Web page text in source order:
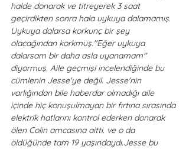
halde donarak ve titreyerek 3 saat
geçirdikten sonra hala uykuya dalamamış.
Uykuya dalarsa korkunç bir şey
olacağından korkmuş.''Eğer uykuya
dalarsam bir daha asla uyanamam''
diyormuş. Aile geçmişi incelendiğinde bu
cümlenin Jesse'ye değil. Jesse'nin
varlığından bile haberdar olmadığı aile
içinde hiç konuşulmayan bir fırtına sırasında
elektrik hatlarını kontrol ederken donarak
ölen Colin amcasına aitti. ve o da
öldüğünde tam 19 yaşındaydı.Jesse bu